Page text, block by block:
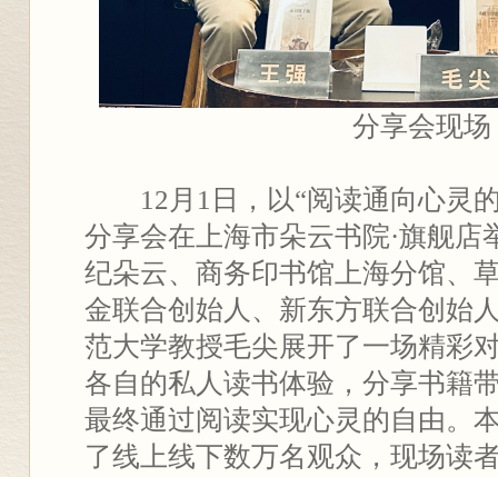
分享会现场
12月1日，以“阅读通向心灵
分享会在上海市朵云书院·旗舰店
纪朵云、商务印书馆上海分馆、
金联合创始人、新东方联合创始
范大学教授毛尖展开了一场精彩
各自的私人读书体验，分享书籍
最终通过阅读实现心灵的自由。
了线上线下数万名观众，现场读